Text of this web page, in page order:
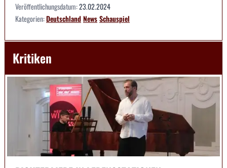
Veröffentlichungsdatum:23.02.2024
Kategorien:DeutschlandNewsSchauspiel
Kritiken